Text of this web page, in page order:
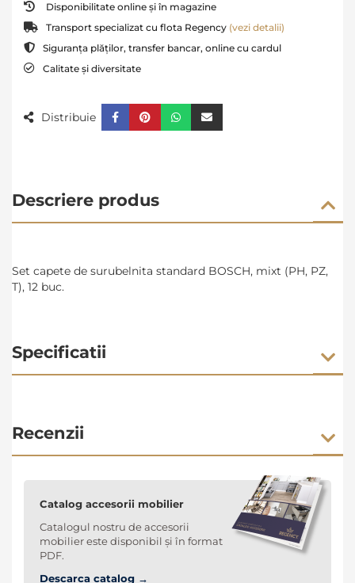
Disponibilitate online și în magazine
Transport specializat cu flota Regency (vezi detalii)
Siguranța plăților, transfer bancar, online cu cardul
Calitate și diversitate
Distribuie
Descriere produs
Set capete de surubelnita standard BOSCH, mixt (PH, PZ,
T), 12 buc.
Specificatii
Recenzii
Catalog accesorii mobilier
Catalogul nostru de accesorii
mobilier este disponibil și în format
PDF.
Descarca catalog →